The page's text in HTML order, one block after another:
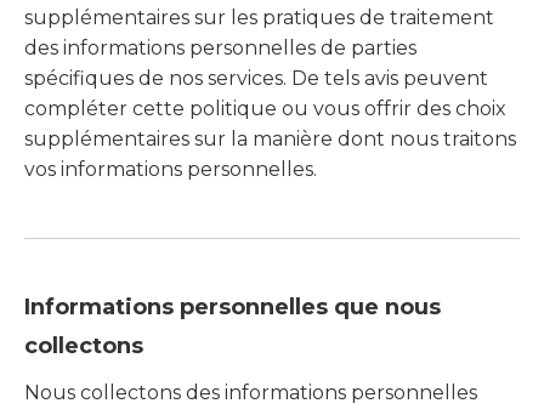
supplémentaires sur les pratiques de traitement
des informations personnelles de parties
spécifiques de nos services. De tels avis peuvent
compléter cette politique ou vous offrir des choix
supplémentaires sur la manière dont nous traitons
vos informations personnelles.
Informations personnelles que nous
collectons
Nous collectons des informations personnelles